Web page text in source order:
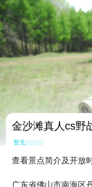
金沙滩真人cs野
暂无点评
查看景点简介及开放
广东省佛山市南海区
